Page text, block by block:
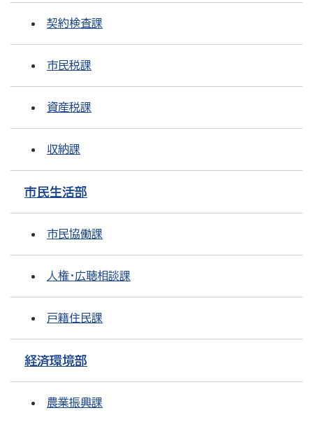
契約検査課
市民税課
資産税課
収納課
市民生活部
市民協働課
人権・広聴相談課
戸籍住民課
経済環境部
農業振興課